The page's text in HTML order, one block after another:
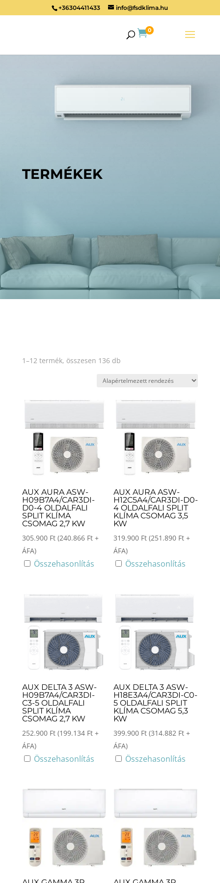
+36304411433 info@fsdklima.hu
0
TERMÉKEK
1–12 termék, összesen 136 db
AUX AURA ASW-
H09B7A4/CAR3DI-
D0-4 OLDALFALI
SPLIT KLÍMA
CSOMAG 2,7 KW
305.900 Ft (240.866 Ft+
ÁFA)
Összehasonlítás
AUX AURA ASW-
H12C5A4/CAR3DI-D0-
4 OLDALFALI SPLIT
KLÍMA CSOMAG 3,5
KW
319.900 Ft (251.890 Ft +
ÁFA)
Összehasonlítás
AUX DELTA 3 ASW-
H09B7A4/CAR3DI-
C3-5 OLDALFALI
SPLIT KLÍMA
CSOMAG 2,7 KW
252.900 Ft (199.134 Ft+
ÁFA)
Összehasonlítás
AUX DELTA 3 ASW-
H18E3A4/CAR3DI-C0-
5 OLDALFALI SPLIT
KLÍMA CSOMAG 5,3
KW
399.900 Ft (314.882 Ft +
ÁFA)
Összehasonlítás